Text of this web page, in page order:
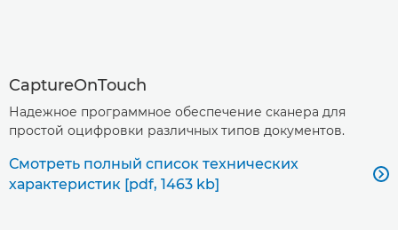
CaptureOnTouch
Надежное программное обеспечение сканера для
простой оцифровки различных типов документов.
Смотреть полный список технических
характеристик [pdf, 1463 kb]
